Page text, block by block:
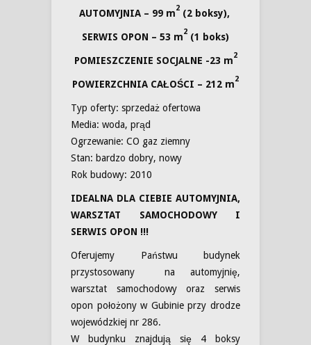
AUTOMYJNIA – 99 m2(2 boksy),
SERWIS OPON – 53 m2 (1 boks)
POMIESZCZENIE SOCJALNE -23 m2
POWIERZCHNIA CAŁOŚCI – 212 m2
Typ oferty: sprzedaż ofertowa
Media: woda, prąd
Ogrzewanie: CO gaz ziemny
Stan: bardzo dobry, nowy
Rok budowy: 2010
IDEALNA DLA CIEBIE AUTOMYJNIA,
WARSZTAT SAMOCHODOWY I
SERWIS OPON !!!
Oferujemy Państwu budynek
przystosowany na automyjnię,
warsztat samochodowy oraz serwis
opon położony w Gubinie przy drodze
wojewódzkiej nr 286.
W budynku znajdują się 4 boksy